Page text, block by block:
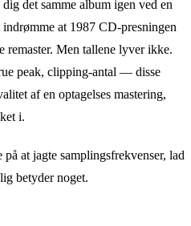
det samme album igen ved en
at 1987 CD-presningen
remaster. Men tallene lyver ikke.
peak, clipping-antal — disse
af en optagelses mastering,
i.
at jagte samplingsfrekvenser, lad
betyder noget.